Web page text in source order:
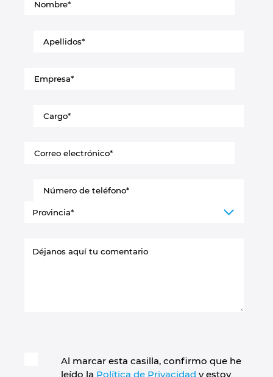
Al marcar esta casilla, confirmo que he
leído la Política de Privacidad y estoy